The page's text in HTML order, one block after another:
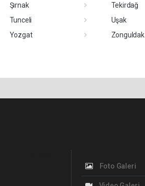
Şırnak Tekirdağ
Tunceli Uşak
Yozgat Zonguldak
Foto Galeri